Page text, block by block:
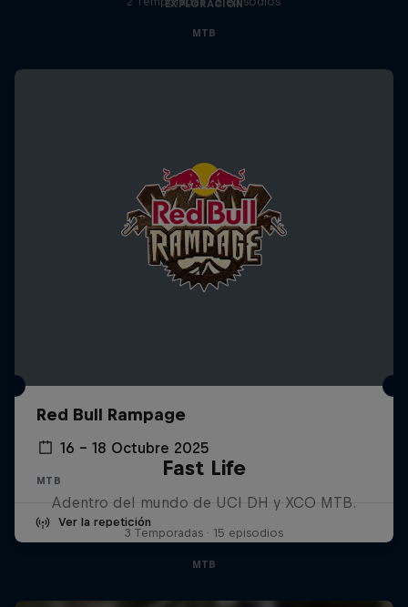
EXPLORACIÓN
MTB
Red Bull Rampage
16 – 18 Octubre 2025
MTB
Ver la repetición
Fast Life
Adentro del mundo de UCI DH y XCO MTB.
3 Temporadas · 15 episodios
MTB